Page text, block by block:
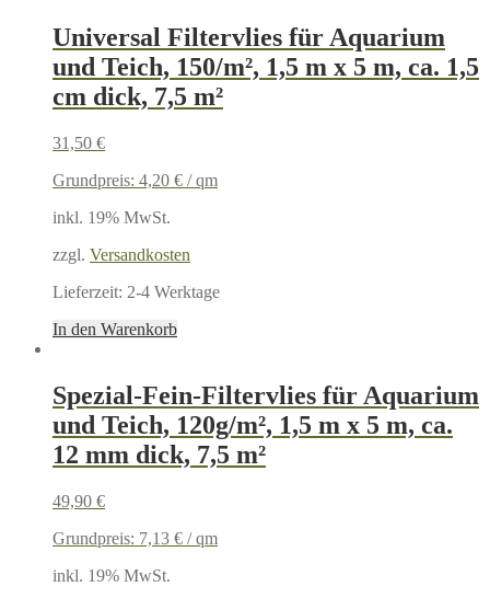
Universal Filtervlies für Aquarium
und Teich, 150/m², 1,5 m x 5 m, ca. 1,5
cm dick, 7,5 m²
31,50 €
Grundpreis: 4,20 € /qm
inkl. 19% MwSt.
zzgl. Versandkosten
Lieferzeit: 2-4 Werktage
In den Warenkorb
Spezial-Fein-Filtervlies für Aquarium
und Teich, 120g/m², 1,5 m x 5 m, ca.
12 mm dick, 7,5 m²
49,90 €
Grundpreis: 7,13 € /qm
inkl. 19% MwSt.